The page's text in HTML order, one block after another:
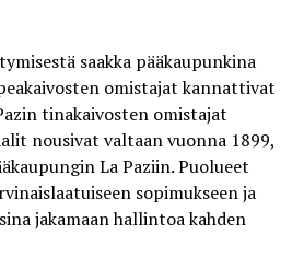
saakka pääkaupunkina
omistajat kannattivat
tinakaivosten omistajat
nousivat valtaan vuonna 1899,
La Paziin. Puolueet
sopimukseen ja
jakamaan hallintoa kahden